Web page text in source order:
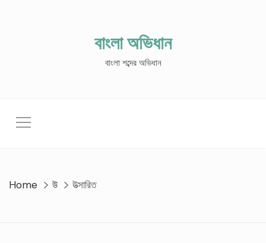
বাংলা অভিধান
বাংলা শব্দের অভিধান
Home উ উত্সারিত